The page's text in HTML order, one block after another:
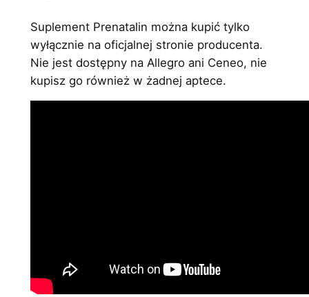
Suplement Prenatalin można kupić tylko
wyłącznie na oficjalnej stronie producenta.
Nie jest dostępny na Allegro ani Ceneo, nie
kupisz go również w żadnej aptece.